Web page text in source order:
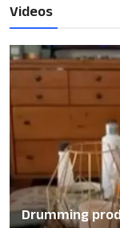
Videos
Drumming